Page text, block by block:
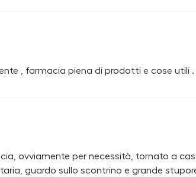
, farmacia piena di prodotti e cose utili .
ovviamente per necessità, tornato a
guardo sullo scontrino e grande